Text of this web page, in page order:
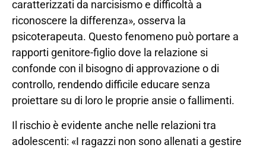
caratterizzati da narcisismo e difficoltà a
riconoscere la differenza», osserva la
psicoterapeuta. Questo fenomeno può portare a
rapporti genitore-figlio dove la relazione si
confonde con il bisogno di approvazione o di
controllo, rendendo difficile educare senza
proiettare su di loro le proprie ansie o fallimenti.
Il rischio è evidente anche nelle relazioni tra
adolescenti: «I ragazzi non sono allenati a gestire